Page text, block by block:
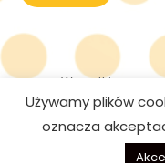
Wszystkie prawa
Używamy plików
oznacza